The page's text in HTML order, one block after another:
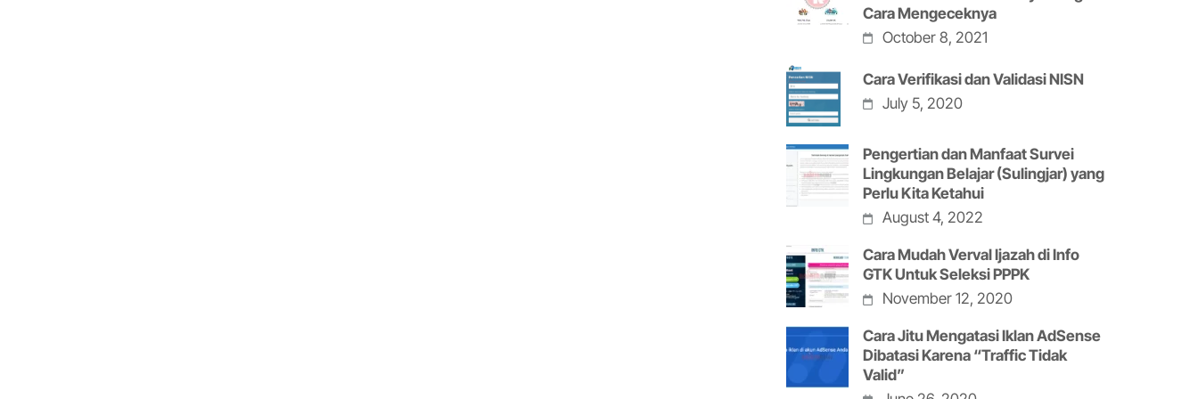
Cara Mengeceknya
October 8, 2021
Cara Verifikasi dan Validasi NISN
July 5, 2020
Pengertian dan Manfaat Survei
Lingkungan Belajar (Sulingjar) yang
Perlu Kita Ketahui
August 4, 2022
Cara Mudah Verval Ijazah di Info
GTK Untuk Seleksi PPPK
November 12, 2020
Cara Jitu Mengatasi Iklan AdSense
Dibatasi Karena “Traffic Tidak
Valid”